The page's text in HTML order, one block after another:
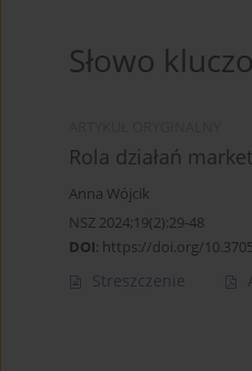
Słowo
Rola działań
Anna Wójcik
NSZ 2024;19(2):29-48
DOI: https://doi.org/
Streszczenie